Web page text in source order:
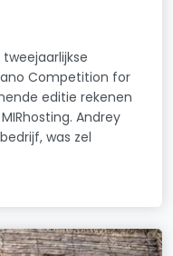
tweejaarlijkse
Competition for
editie rekenen
Andrey
was zel